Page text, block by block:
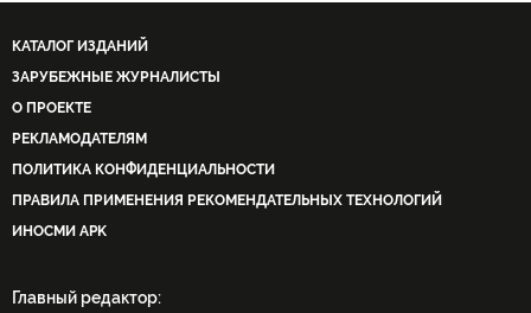
КАТАЛОГ ИЗДАНИЙ
ЗАРУБЕЖНЫЕ ЖУРНАЛИСТЫ
О ПРОЕКТЕ
РЕКЛАМОДАТЕЛЯМ
ПОЛИТИКА КОНФИДЕНЦИАЛЬНОСТИ
ПРАВИЛА ПРИМЕНЕНИЯ РЕКОМЕНДАТЕЛЬНЫХ ТЕХНОЛОГИЙ
ИНОСМИ APK
Главный редактор: